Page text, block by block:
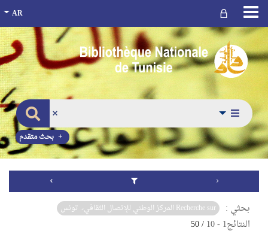
بحث متقدم
بحثي : Recherche sur المركز الوطني للإتصال الثقافي،. تونس
النتائج1
-
10
/ 50